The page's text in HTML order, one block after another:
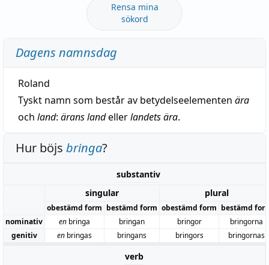
Rensa mina
sökord
Dagens namnsdag
Roland
Tyskt namn som består av betydelseelementen ära
och land: ärans landellerlandets ära.
Hur böjs bringa?
substantiv
singular
plural
obestämd form bestämd form obestämd form bestämd
nominativ
en bringa bringan bringor
bringorna
genitiv
en bringas bringans bringors bringornas
verb